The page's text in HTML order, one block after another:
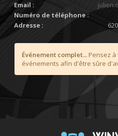
Email :
Numéro de téléphone :
Adresse :
Événement complet... Pensez
événements afin d'être sûre